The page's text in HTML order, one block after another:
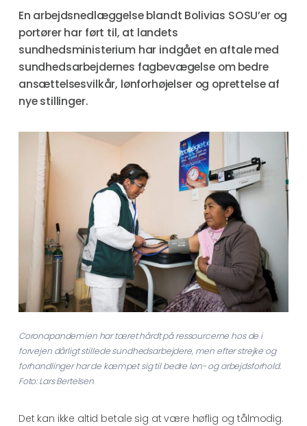
En arbejdsnedlæggelse blandt Bolivias SOSU’er og
portører har ført til, at landets
sundhedsministerium har indgået en aftale med
sundhedsarbejdernes fagbevægelse om bedre
ansættelsesvilkår, lønforhøjelser og oprettelse af
nye stillinger.
Coronapandemien har tæret hårdt på ressourcerne hos de i
forvejen dårligt stillede sundhedsarbejdere, men efter strejke og
forhandlinger har de kæmpet sig til bedre løn- og arbejdsforhold.
Foto: Lars Bertelsen
Det kan ikke altid betale sig at være høflig og tålmodig.